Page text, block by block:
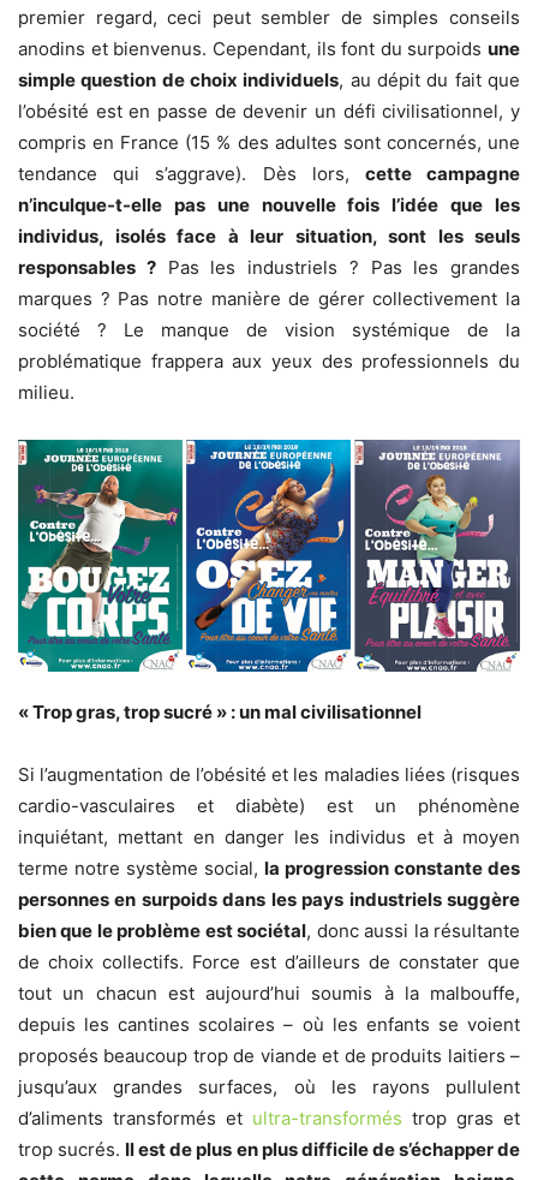
premier regard, ceci peut sembler de simples conseils
anodins et bienvenus. Cependant, ils font du surpoids une
simple question de choix individuels, au dépit du fait que
l’obésité est en passe de devenir un défi civilisationnel, y
compris en France (15 % des adultes sont concernés, une
tendance qui s’aggrave). Dès lors, cette campagne
n’inculque-t-elle pas une nouvelle fois l’idée que les
individus, isolés face à leur situation, sont les seuls
responsables ?Pas les industriels ? Pas les grandes
marques ? Pas notre manière de gérer collectivement la
société ? Le manque de vision systémique de la
problématique frappera aux yeux des professionnels du
milieu.
« Trop gras, trop sucré » : un mal civilisationnel
Si l’augmentation de l’obésité et les maladies liées (risques
cardio-vasculaires et diabète) est un phénomène
inquiétant, mettant en danger les individus et à moyen
terme notre système social, la progression constante des
personnes en surpoids dans les pays industriels suggère
bien que le problème est sociétal, donc aussi la résultante
de choix collectifs. Force est d’ailleurs de constater que
tout un chacun est aujourd’hui soumis à la malbouffe,
depuis les cantines scolaires – où les enfants se voient
proposés beaucoup trop de viande et de produits laitiers –
jusqu’aux grandes surfaces, où les rayons pullulent
d’aliments transformés et ultra-transformés trop gras et
trop sucrés. Il est de plus en plus difficile de s’échapper de